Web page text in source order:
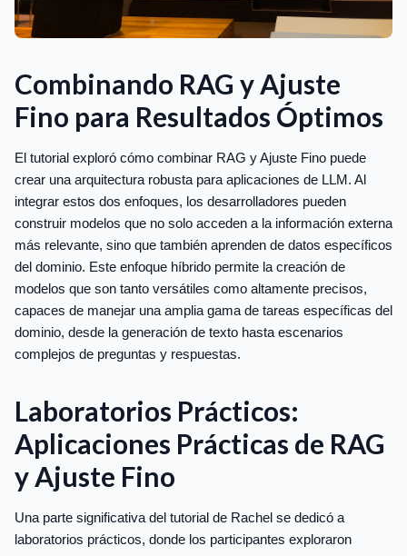
Combinando RAG y Ajuste
Fino para Resultados Óptimos
El tutorial exploró cómo combinar RAG y Ajuste Fino puede
crear una arquitectura robusta para aplicaciones de LLM. Al
integrar estos dos enfoques, los desarrolladores pueden
construir modelos que no solo acceden a la información externa
más relevante, sino que también aprenden de datos específicos
del dominio. Este enfoque híbrido permite la creación de
modelos que son tanto versátiles como altamente precisos,
capaces de manejar una amplia gama de tareas específicas del
dominio, desde la generación de texto hasta escenarios
complejos de preguntas y respuestas.
Laboratorios Prácticos:
Aplicaciones Prácticas de RAG
y Ajuste Fino
Una parte significativa del tutorial de Rachel se dedicó a
laboratorios prácticos, donde los participantes exploraron